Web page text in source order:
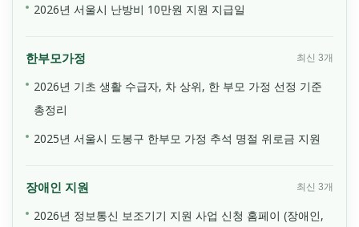
2026년 서울시 난방비 10만원 지원 지급일
한부모가정 최신 3개
2026년 기초 생활 수급자, 차 상위, 한 부모 가정 선정 기준
총정리
2025년 서울시 도봉구 한부모 가정 추석 명절 위로금 지원
장애인 지원 최신 3개
2026년 정보통신 보조기기 지원 사업 신청 홈페이 (장애인,